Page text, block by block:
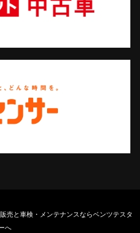
売と車検・メンテナンスならベンツテスタ
へ